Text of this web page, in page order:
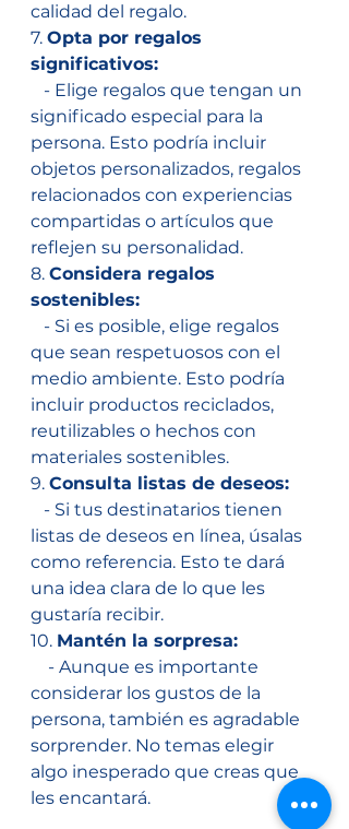
calidad del regalo.
7. Opta por regalos
significativos:
significado especial para la
persona. Esto podría incluir
objetos personalizados, regalos
relacionados con experiencias
compartidas o artículos que
reflejen su personalidad.
8. Considera regalos
sostenibles:
que sean respetuosos con el
medio ambiente. Esto podría
incluir productos reciclados,
reutilizables o hechos con
materiales sostenibles.
9. Consulta listas de deseos:
listas de deseos en línea, úsalas
como referencia. Esto te dará
una idea clara de lo que les
gustaría recibir.
10. Mantén la sorpresa:
considerar los gustos de la
persona, también es agradable
sorprender. No temas elegir
algo inesperado que creas que
les encantará.